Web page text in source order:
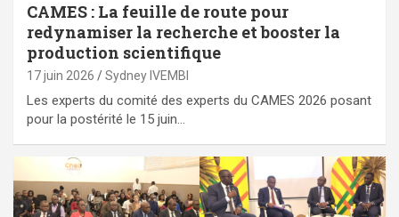
CAMES : La feuille de route pour
redynamiser la recherche et booster la
production scientifique
17 juin 2026 Sydney IVEMBI
Les experts du comité des experts du CAMES 2026 posant
pour la postérité le 15 juin…